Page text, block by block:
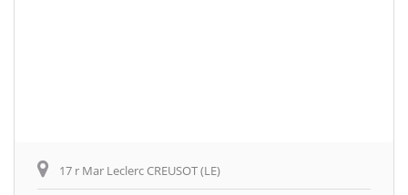
17 r Mar Leclerc CREUSOT (LE)